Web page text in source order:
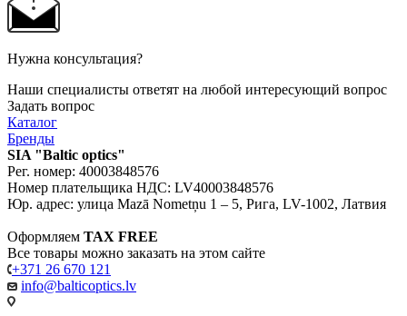
Нужна консультация?
Наши специалисты ответят на любой интересующий вопрос
Задать вопрос
Каталог
Бренды
SIA "Baltic optics"
Рег. номер: 40003848576
Номер плательщика НДС: LV40003848576
Юр. адрес: улица Mazā Nometņu 1 – 5, Рига, LV-1002, Латвия
Оформляем TAX FREE
Все товары можно заказать на этом сайте
+371 26 670 121
info@balticoptics.lv